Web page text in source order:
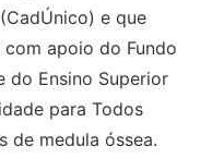
e que
apoio do Fundo
do Ensino Superior
para Todos
de medula óssea.